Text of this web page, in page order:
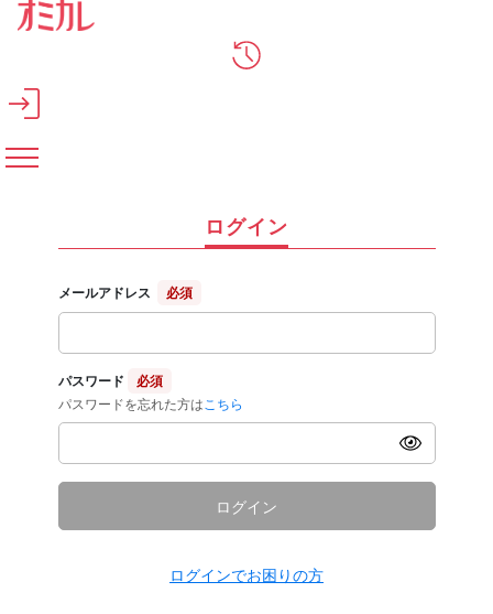
メインコンテンツへスキップ
ログイン
メールアドレス 必須
パスワード
必須
パスワードを忘れた方は こちら
ログイン
ログインでお困りの方